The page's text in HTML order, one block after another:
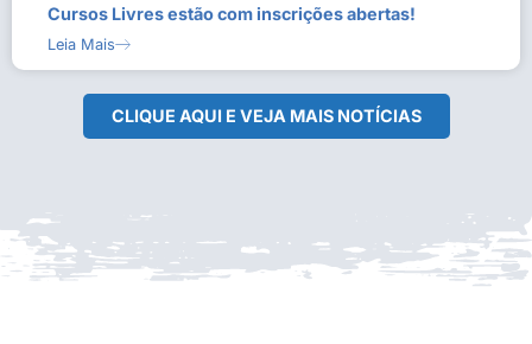
Cursos Livres estão com inscrições abertas!
Leia Mais
CLIQUE AQUI E VEJA MAIS NOTÍCIAS